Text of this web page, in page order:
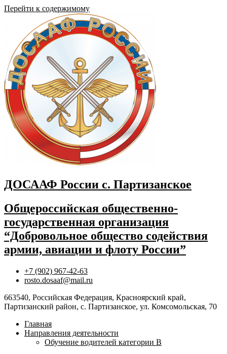
Перейти к содержимому
ДОСААФ России с. Партизанское
Общероссийская общественно-
государственная организация
“Добровольное общество содействия
армии, авиации и флоту России”
+7 (902) 967-42-63
rosto.dosaaf@mail.ru
663540, Российская Федерация, Красноярский край,
Партизанский район, с. Партизанское, ул. Комсомольская, 70
Главная
Направления деятельности
Обучение водителей категории B